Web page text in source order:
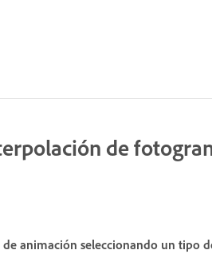
de
animación seleccionando un tipo